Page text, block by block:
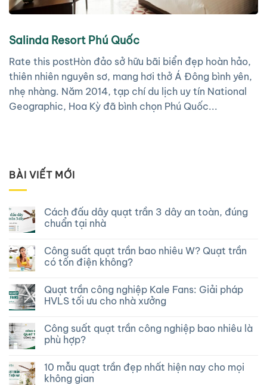
Salinda Resort Phú Quốc
Rate this postHòn đảo sở hữu bãi biển đẹp hoàn hảo,
thiên nhiên nguyên sơ, mang hơi thở Á Đông bình yên,
nhẹ nhàng. Năm 2014, tạp chí du lịch uy tín National
Geographic, Hoa Kỳ đã bình chọn Phú Quốc...
BÀI VIẾT MỚI
Cách đấu dây quạt trần 3 dây an toàn, đúng
chuẩn tại nhà
Công suất quạt trần bao nhiêu W? Quạt trần
có tốn điện không?
Quạt trần công nghiệp Kale Fans: Giải pháp
HVLS tối ưu cho nhà xưởng
Công suất quạt trần công nghiệp bao nhiêu là
phù hợp?
10 mẫu quạt trần đẹp nhất hiện nay cho mọi
không gian